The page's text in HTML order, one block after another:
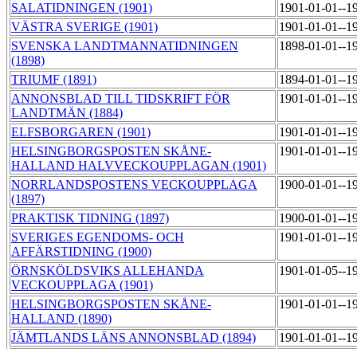
SALATIDNINGEN (1901)
1901-01-01--
VÄSTRA SVERIGE (1901)
1901-01-01--
SVENSKA LANDTMANNATIDNINGEN
(1898)
1898-01-01--
TRIUMF (1891)
1894-01-01--
ANNONSBLAD TILL TIDSKRIFT FÖR
LANDTMÄN (1884)
1901-01-01--
ELFSBORGAREN (1901)
1901-01-01--
HELSINGBORGSPOSTEN SKÅNE-
HALLAND HALVVECKOUPPLAGAN (1901)
1901-01-01--
NORRLANDSPOSTENS VECKOUPPLAGA
(1897)
1900-01-01--
PRAKTISK TIDNING (1897)
1900-01-01--
SVERIGES EGENDOMS- OCH
AFFÄRSTIDNING (1900)
1901-01-01--
ÖRNSKÖLDSVIKS ALLEHANDA
VECKOUPPLAGA (1901)
1901-01-05--
HELSINGBORGSPOSTEN SKÅNE-
HALLAND (1890)
1901-01-01--
JÄMTLANDS LÄNS ANNONSBLAD (1894)
1901-01-01--